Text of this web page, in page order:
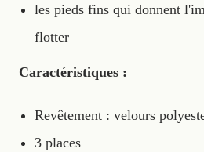
les pieds fins qui donnent
flotter
Caractéristiques :
Revêtement : velours
3 places